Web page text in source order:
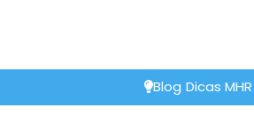
Blog Dicas MHR